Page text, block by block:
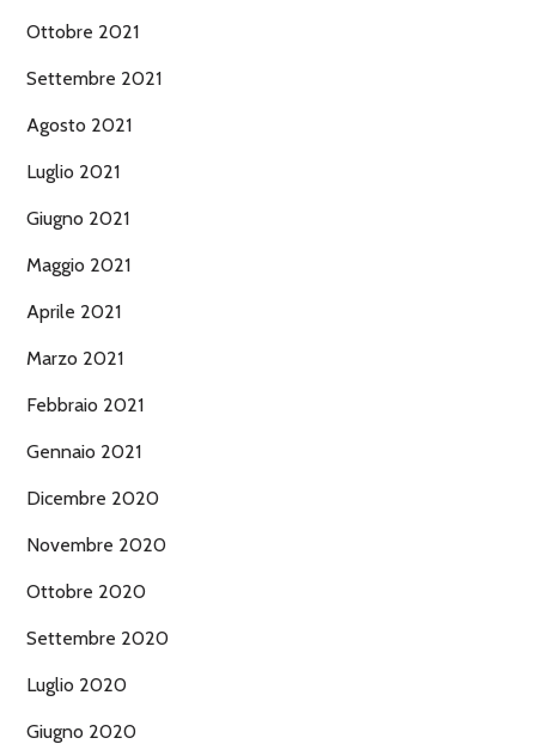
Ottobre 2021
Settembre 2021
Agosto 2021
Luglio 2021
Giugno 2021
Maggio 2021
Aprile 2021
Marzo 2021
Febbraio 2021
Gennaio 2021
Dicembre 2020
Novembre 2020
Ottobre 2020
Settembre 2020
Luglio 2020
Giugno 2020